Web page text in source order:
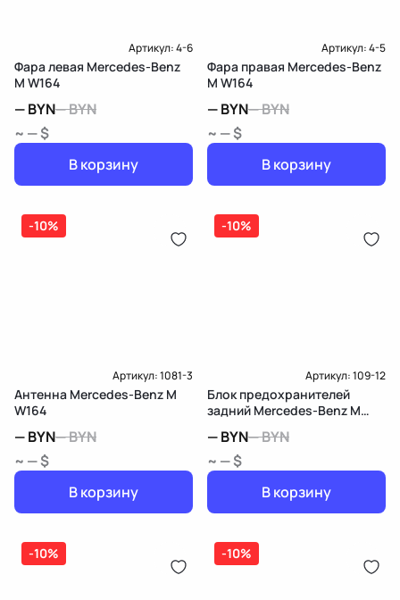
Артикул:4-6
Фара левая Mercedes-Benz
M W164
—BYN—BYN
~ — $
В корзину
Артикул:4-5
Фара правая Mercedes-Benz
M W164
—BYN—BYN
~ — $
В корзину
-10%
Артикул:1081-3
Антенна Mercedes-Benz M
W164
—BYN—BYN
~ — $
В корзину
-10%
Артикул:109-12
Блок предохранителей
задний Mercedes-Benz M
—BYN—BYN
~ — $
В корзину
-10% -10%